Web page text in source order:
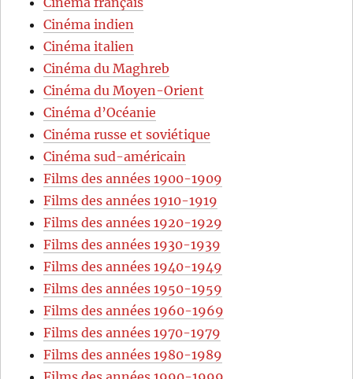
Cinéma indien
Cinéma italien
Cinéma du Maghreb
Cinéma du Moyen-Orient
Cinéma d’Océanie
Cinéma russe et soviétique
Cinéma sud-américain
Films des années 1900-1909
Films des années 1910-1919
Films des années 1920-1929
Films des années 1930-1939
Films des années 1940-1949
Films des années 1950-1959
Films des années 1960-1969
Films des années 1970-1979
Films des années 1980-1989